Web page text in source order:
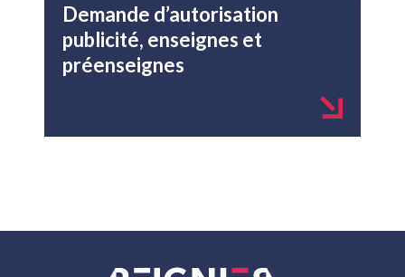
Demande d’autorisation
publicité, enseignes et
préenseignes